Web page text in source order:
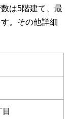
は5階建て、最
。その他詳細